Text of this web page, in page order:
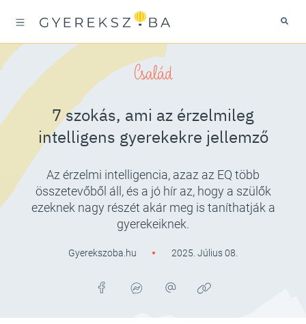
Család
7 szokás, ami az érzelmileg
intelligens gyerekekre jellemző
Az érzelmi intelligencia, azaz az EQ több
összetevőből áll, és a jó hír az, hogy a szülők
ezeknek nagy részét akár meg is taníthatják a
gyerekeiknek.
Gyerekszoba.hu 2025. Július 08.